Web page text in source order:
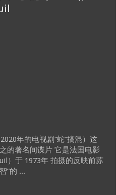
年的电视剧“蛇”搞混）这
的著名间谍片 它是法国电影
）于 1973年 拍摄的反映前苏
”的 ...